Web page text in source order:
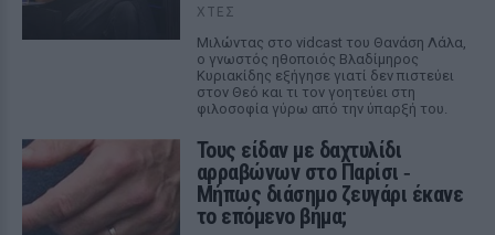
ΧΤΕΣ
Μιλώντας στο vidcast του Θανάση Λάλα,
ο γνωστός ηθοποιός Βλαδίμηρος
Κυριακίδης εξήγησε γιατί δεν πιστεύει
στον Θεό και τι τον γοητεύει στη
φιλοσοφία γύρω από την ύπαρξή του.
Τους είδαν με δαχτυλίδι
αρραβώνων στο Παρίσι ‑
Μήπως διάσημο ζευγάρι έκανε
το επόμενο βήμα;